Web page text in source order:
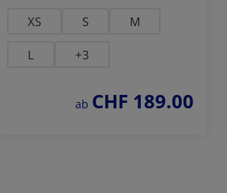
XS S M
L +3
regulärer preis:
ab CHF 189.00